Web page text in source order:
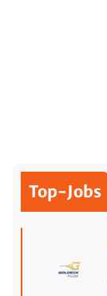
Top-Jobs